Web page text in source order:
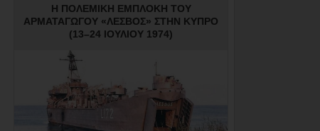
Η ΠΟΛΕΜΙΚΗ ΕΜΠΛΟΚΗ ΤΟΥ
ΑΡΜΑΤΑΓΩΓΟΥ «ΛΕΣΒΟΣ» ΣΤΗΝ ΚΥΠΡΟ
(13–24 ΙΟΥΛΙΟΥ 1974)